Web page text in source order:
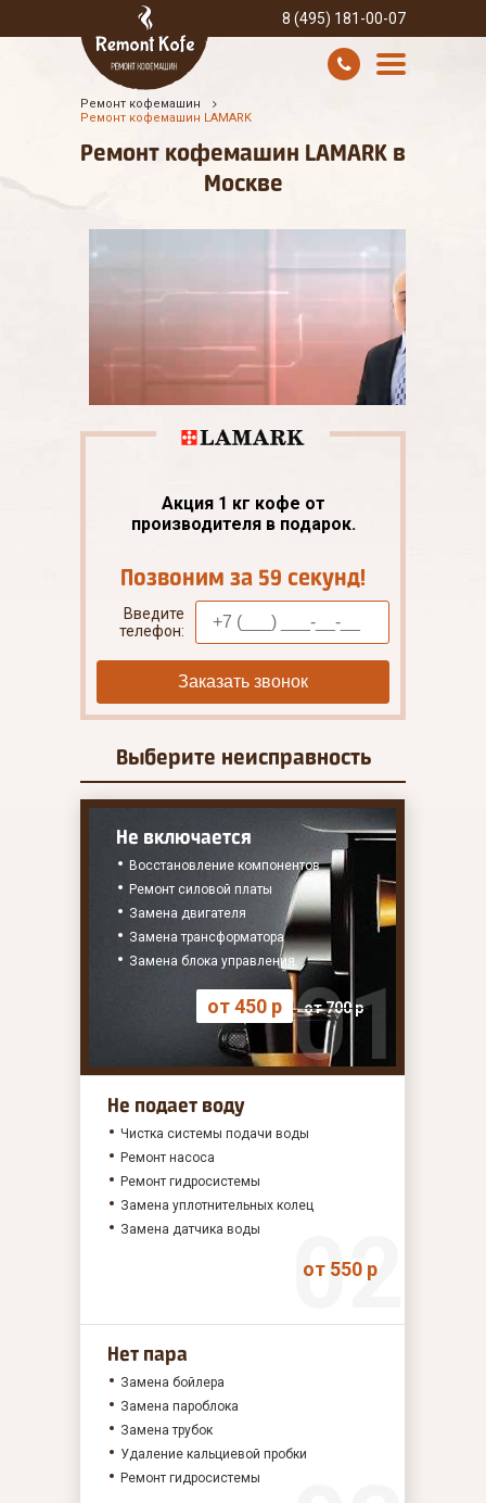
8 (495) 181-00-07
УСЛУГИ И ЦЕНЫ
Ремонт кофемашин
Ремонт кофемашин LAMARK
Ремонт кофемашин LAMARK в
Москве
Акция 1 кг кофе от
производителя в подарок.
Позвоним за 59 секунд!
Введите
телефон:
Заказать звонок
Выберите неисправность
Не включается
Восстановление компонентов
Ремонт силовой платы
Замена двигателя
Замена трансформатора
Замена блока управления
от 450 р от 700 р
Не подает воду
Чистка системы подачи воды
Ремонт насоса
Ремонт гидросистемы
Замена уплотнительных колец
Замена датчика воды
от 550 р
Нет пара
Замена бойлера
Замена пароблока
Замена трубок
Удаление кальциевой пробки
Ремонт гидросистемы